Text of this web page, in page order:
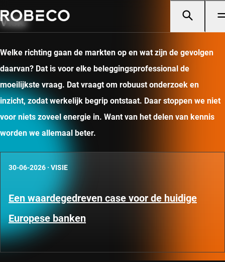
Visie
Welke richting gaan de markten op en wat zijn de gevolgen
daarvan? Dat is voor elke beleggingsprofessional de
moeilijkste vraag. Dat vraagt om robuust onderzoek en
inzicht, zodat werkelijk begrip ontstaat. Daar stoppen we niet
voor niets zoveel energie in. Want van het delen van kennis
worden we allemaal beter.
30-06-2026 · VISIE
Een waardegedreven case voor de huidige
Europese banken